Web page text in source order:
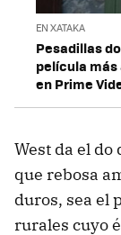
EN XATAKA
Pesadillas
película
en Prime
West da el do
que rebosa
duros, sea el
rurales cuyo